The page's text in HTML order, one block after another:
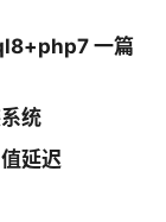
一篇
统
延迟